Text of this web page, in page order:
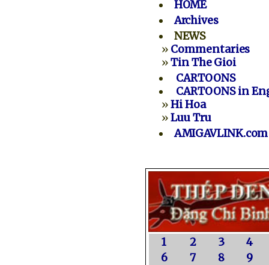
HOME
Archives
NEWS
» Commentaries
»Tin The Gioi
CARTOONS
CARTOONS in
»Hi Hoa
»Luu Tru
AMIGAVLINK.com
1 2 3
4
6
7 8
9